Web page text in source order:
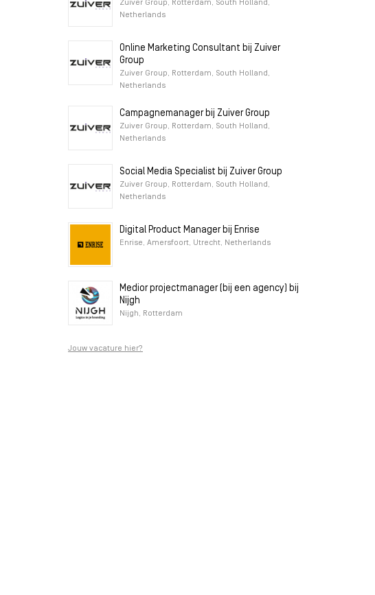
Zuiver Group, Rotterdam, South Holland,
Netherlands
Online Marketing Consultant bij Zuiver
Group
Zuiver Group, Rotterdam, South Holland,
Netherlands
Campagnemanager bij Zuiver Group
Zuiver Group, Rotterdam, South Holland,
Netherlands
Social Media Specialist bij Zuiver Group
Zuiver Group, Rotterdam, South Holland,
Netherlands
Digital Product Manager bij Enrise
Enrise, Amersfoort, Utrecht, Netherlands
Medior projectmanager (bij een agency) bij
Nijgh
Nijgh, Rotterdam
Jouw vacature hier?